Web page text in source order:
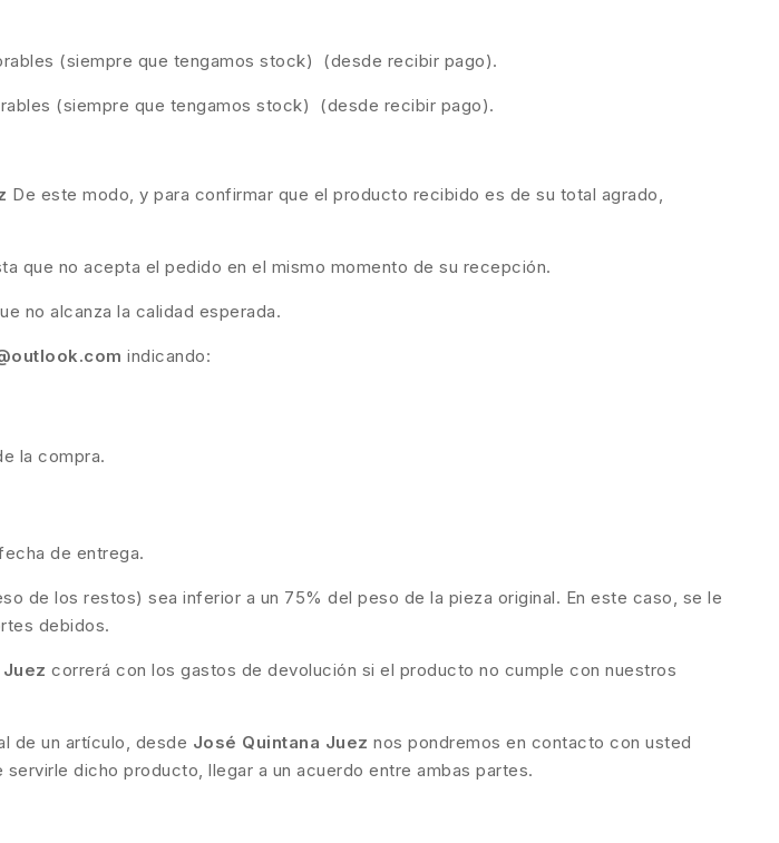
(siempre que tengamos stock) (desde recibir pago).
(siempre que tengamos stock) (desde recibir pago).
De este modo, y para confirmar que el producto recibido es de su total agrado,
que no acepta el pedido en el mismo momento de su recepción.
no alcanza la calidad esperada.
indicando:
la compra.
de entrega.
de los restos) sea inferior a un 75% del peso de la pieza original. En este caso, se le
debidos.
correrá con los gastos de devolución si el producto no cumple con nuestros
de un artículo, desde José Quintana Juez nos pondremos en contacto con usted
dicho producto, llegar a un acuerdo entre ambas partes.